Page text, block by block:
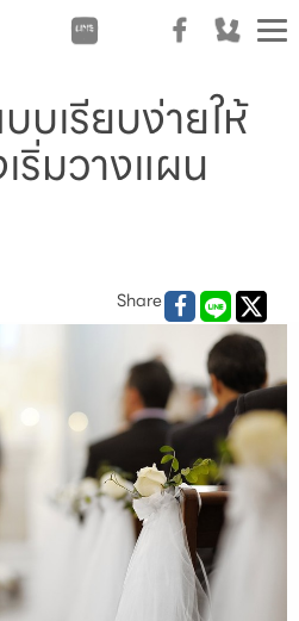
บเรียบง่ายให้
ริ่มวางแผน
Share